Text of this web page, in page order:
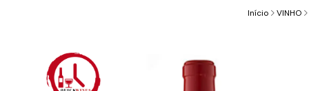
Início VINHO